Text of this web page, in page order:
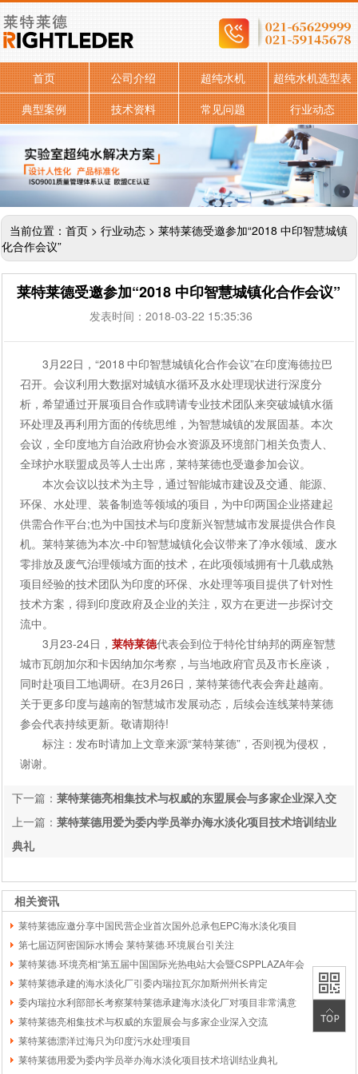
首页 公司介绍 超纯水机
超纯水机选型表
典型案例
技术资料 常见问题 行业动态
当前位置：首页 >行业动态 > 莱特莱德受邀参加“2018 中印智慧城镇
化合作会议”
莱特莱德受邀参加“2018 中印智慧城镇化合作会议”
发表时间：2018-03-22 15:35:36
3月22日，“2018 中印智慧城镇化合作会议”在印度海德拉巴
召开。会议利用大数据对城镇水循环及水处理现状进行深度分
析，希望通过开展项目合作或聘请专业技术团队来突破城镇水循
环处理及再利用方面的传统思维，为智慧城镇的发展固基。本次
会议，全印度地方自治政府协会水资源及环境部门相关负责人、
全球护水联盟成员等人士出席，莱特莱德也受邀参加会议。
本次会议以技术为主导，通过智能城市建设及交通、能源、
环保、水处理、装备制造等领域的项目，为中印两国企业搭建起
供需合作平台;也为中国技术与印度新兴智慧城市发展提供合作良
机。莱特莱德为本次-中印智慧城镇化会议带来了净水领域、废水
零排放及废气治理领域方面的技术，在此项领域拥有十几载成熟
项目经验的技术团队为印度的环保、水处理等项目提供了针对性
技术方案，得到印度政府及企业的关注，双方在更进一步探讨交
流中。
3月23-24日，莱特莱德代表会到位于特伦甘纳邦的两座智慧
城市瓦朗加尔和卡因纳加尔考察，与当地政府官员及市长座谈，
同时赴项目工地调研。在3月26日，莱特莱德代表会奔赴越南。
关于更多印度与越南的智慧城市发展动态，后续会连线莱特莱德
参会代表持续更新。敬请期待!
标注：发布时请加上文章来源“莱特莱德”，否则视为侵权，
谢谢。
下一篇：莱特莱德亮相集技术与权威的东盟展会与多家企业深入交
流
上一篇：莱特莱德用爱为委内学员举办海水淡化项目技术培训结业
典礼
相关资讯
莱特莱德应邀分享中国民营企业首次国外总承包EPC海水淡化项目
第七届迈阿密国际水博会 莱特莱德·环境展台引关注
莱特莱德·环境亮相“第五届中国国际光热电站大会暨CSPPLAZA年会
莱特莱德承建的海水淡化厂引委内瑞拉瓦尔加斯州州长肯定
委内瑞拉水利部部长考察莱特莱德承建海水淡化厂对项目非常满意
莱特莱德亮相集技术与权威的东盟展会与多家企业深入交流
莱特莱德漂洋过海只为印度污水处理项目
莱特莱德用爱为委内学员举办海水淡化项目技术培训结业典礼